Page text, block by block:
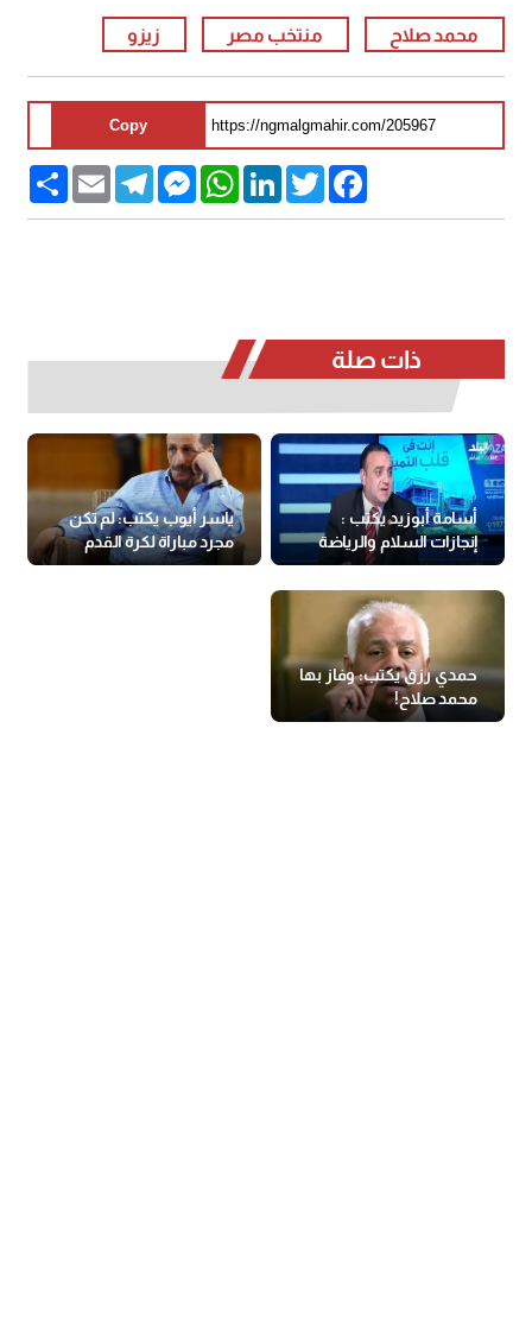
محمد صلاح منتخب مصر زيزو
Copy
Share Email
TelegramMessengerWhatsAppLinkedInTwitter
Facebook
ذات صلة
أسامة أبوزيد يكتب :
إنجازات السلام والرياضة
ياسر أيوب يكتب: لم تكن
مجرد مباراة لكرة القدم
حمدي رزق يكتب: وفاز بها
محمد صلاح!